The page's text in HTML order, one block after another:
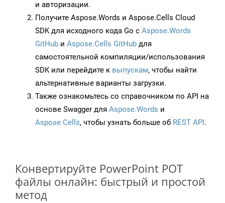
и авторизации.
Получите Aspose.Words и Aspose.Cells Cloud
SDK для исходного кода Go с Aspose.Words
GitHub и Aspose.Cells GitHub для
самостоятельной компиляции/использования
SDK или перейдите к выпускам, чтобы найти
альтернативные варианты загрузки.
Также ознакомьтесь со справочником по API на
основе Swagger для Aspose.Words и
Aspose.Cells, чтобы узнать больше об REST API.
Конвертируйте PowerPoint POT
файлы онлайн: быстрый и простой
метод